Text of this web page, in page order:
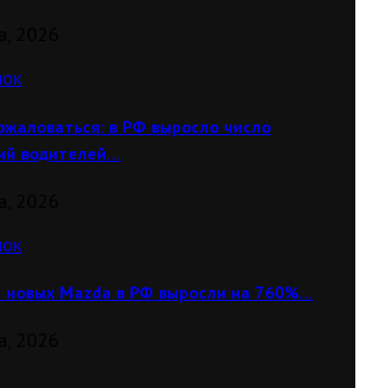
в РФ выросло число
водителей…
новых Mazda в РФ выросли на 760%…